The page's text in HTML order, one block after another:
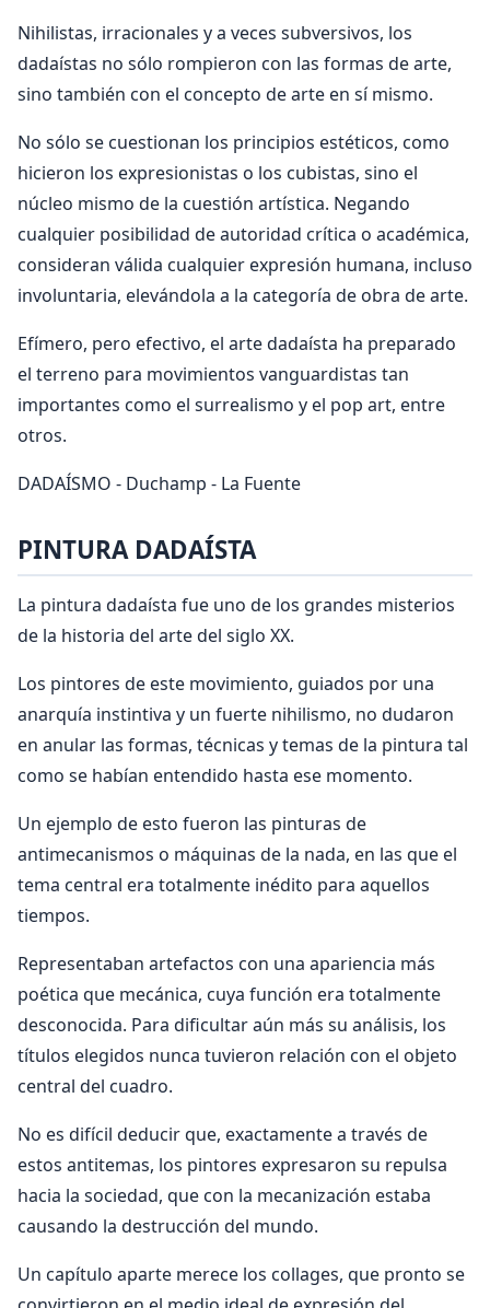
Nihilistas, irracionales y a veces subversivos, los
dadaístas no sólo rompieron con las formas de arte,
sino también con el concepto de arte en sí mismo.
No sólo se cuestionan los principios estéticos, como
hicieron los expresionistas o los cubistas, sino el
núcleo mismo de la cuestión artística. Negando
cualquier posibilidad de autoridad crítica o académica,
consideran válida cualquier expresión humana, incluso
involuntaria, elevándola a la categoría de obra de arte.
Efímero, pero efectivo, el arte dadaísta ha preparado
el terreno para movimientos vanguardistas tan
importantes como el surrealismo y el pop art, entre
otros.
DADAÍSMO - Duchamp - La Fuente
PINTURA DADAÍSTA
La pintura dadaísta fue uno de los grandes misterios
de la historia del arte del siglo XX.
Los pintores de este movimiento, guiados por una
anarquía instintiva y un fuerte nihilismo, no dudaron
en anular las formas, técnicas y temas de la pintura tal
como se habían entendido hasta ese momento.
Un ejemplo de esto fueron las pinturas de
antimecanismos o máquinas de la nada, en las que el
tema central era totalmente inédito para aquellos
tiempos.
Representaban artefactos con una apariencia más
poética que mecánica, cuya función era totalmente
desconocida. Para dificultar aún más su análisis, los
títulos elegidos nunca tuvieron relación con el objeto
central del cuadro.
No es difícil deducir que, exactamente a través de
estos antitemas, los pintores expresaron su repulsa
hacia la sociedad, que con la mecanización estaba
causando la destrucción del mundo.
Un capítulo aparte merece los collages, que pronto se